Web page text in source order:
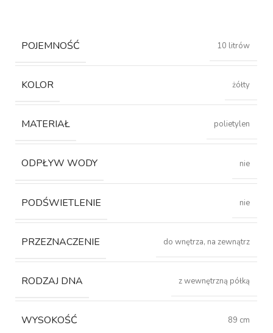
POJEMNOŚĆ 10 litrów
KOLOR żółty
MATERIAŁ polietylen
ODPŁYW WODY nie
PODŚWIETLENIE nie
PRZEZNACZENIE do wnętrza, na zewnątrz
RODZAJ DNA z wewnętrzną półką
WYSOKOŚĆ 89 cm